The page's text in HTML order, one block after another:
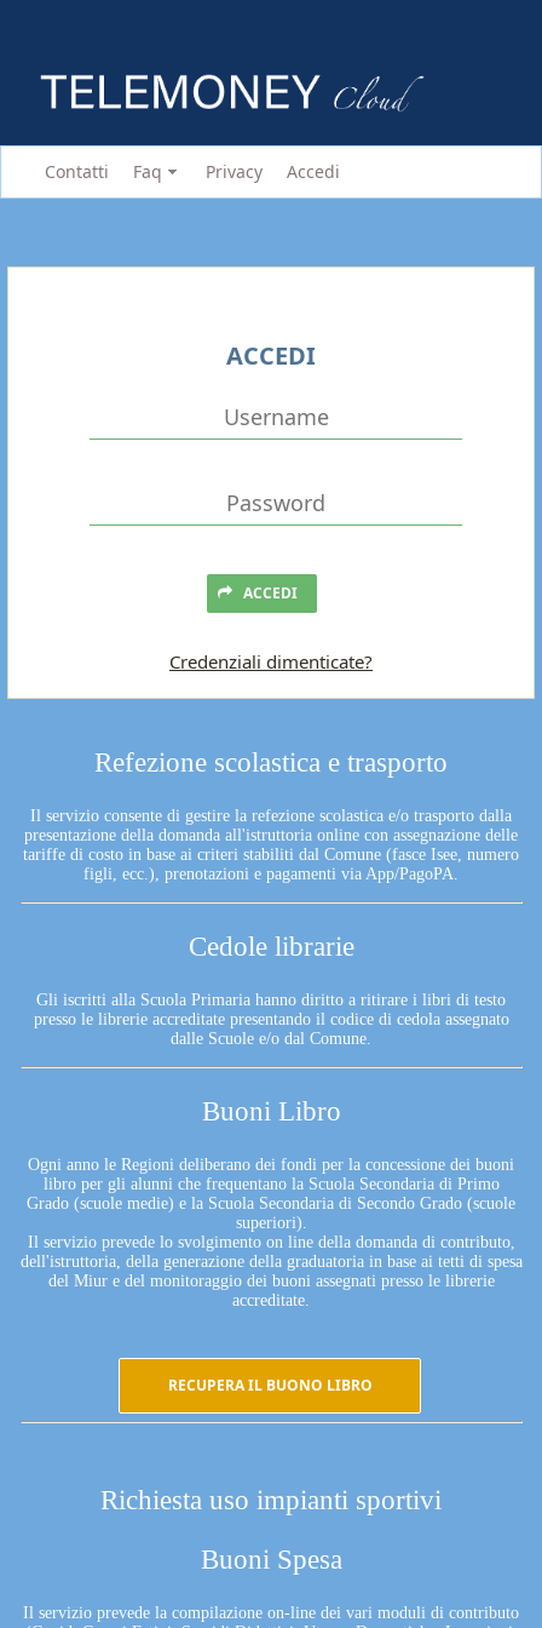
Contatti Faq Privacy Accedi
Refezione scolastica e trasporto
Il servizio consente di gestire la refezione scolastica e/o trasporto dalla
presentazione della domanda all'istruttoria online con assegnazione delle
tariffe di costo in base ai criteri stabiliti dal Comune (fasce Isee, numero
figli, ecc.), prenotazioni e pagamenti via App/PagoPA.
Cedole librarie
Gli iscritti alla Scuola Primaria hanno diritto a ritirare i libri di testo
presso le librerie accreditate presentando il codice di cedola assegnato
dalle Scuole e/o dal Comune.
Buoni Libro
Ogni anno le Regioni deliberano dei fondi per la concessione dei buoni
libro per gli alunni che frequentano la Scuola Secondaria di Primo
Grado (scuole medie) e la Scuola Secondaria di Secondo Grado (scuole
superiori).
Il servizio prevede lo svolgimento on line della domanda di contributo,
dell'istruttoria, della generazione della graduatoria in base ai tetti di spesa
del Miur e del monitoraggio dei buoni assegnati presso le librerie
accreditate.
RECUPERA IL BUONO LIBRO
Richiesta uso impianti sportivi
Buoni Spesa
Il servizio prevede la compilazione on-line dei vari moduli di contributo
ACCEDI
ACCEDI
Credenziali dimenticate?